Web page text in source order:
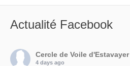
Actualité Facebook
Cercle de Voile d'Estavayer
4 days ago